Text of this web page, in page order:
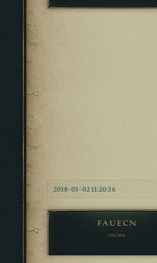
2018-03-02 11:20:36
fauecn
гость